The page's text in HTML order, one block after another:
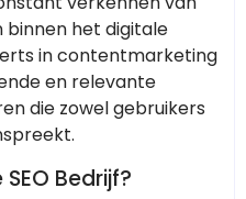
binnen het digitale
in contentmarketing
en relevante
die zowel gebruikers
Bedrijf?